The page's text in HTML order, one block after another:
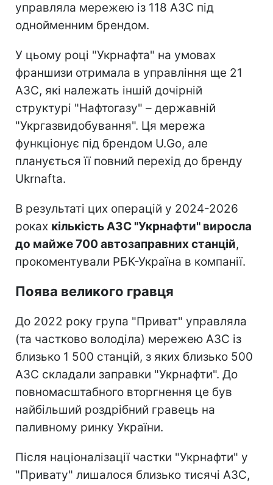
управляла мережею із 118 АЗС під
однойменним брендом.
У цьому році "Укрнафта" на умовах
франшизи отримала в управління ще 21
АЗС, які належать іншій дочірній
структурі "Нафтогазу" – державній
"Укргазвидобування". Ця мережа
функціонує під брендом U.Go, але
планується її повний перехід до бренду
Ukrnafta.
В результаті цих операцій у 2024-2026
роках кількість АЗС "Укрнафти" виросла
до майже 700 автозаправних станцій,
прокоментували РБК-Україна в компанії.
Поява великого гравця
До 2022 року група "Приват" управляла
(та частково володіла) мережею АЗС із
близько 1 500 станцій, з яких близько 500
АЗС складали заправки "Укрнафти". До
повномасштабного вторгнення це був
найбільший роздрібний гравець на
паливному ринку України.
Після націоналізації частки "Укрнафти" у
"Привату" лишалося близько тисячі АЗС,